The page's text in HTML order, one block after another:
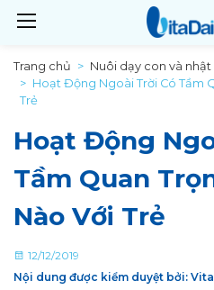
Trang chủ Nuôi dạy con và
Hoạt Động Ngoài Trời Có Tầm
Trẻ
Hoạt Động
Tầm Quan
Nào Với Trẻ
12/12/2019
Nội dung được kiểm duyệt bởi: